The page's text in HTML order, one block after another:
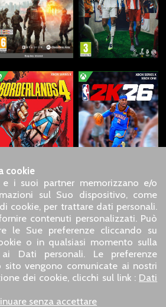
cookie
i suoi partner memorizzano e/o
sul Suo dispositivo, come
cookie, per trattare dati personali.
contenuti personalizzati. Può
le Sue preferenze cliccando su
o in qualsiasi momento sulla
Dati personali. Le preferenze
sito vengono comunicate ai nostri
dei cookie, clicchi sul link : Dati
senza accettare
Servizio clienti telefonico : +33 1 85
09 18 80
chemin de Daru 26100 Romans sur
Isère (France)
e-mail :pro@gamerpass.it
-Contatti -Note legali
generali di vendita